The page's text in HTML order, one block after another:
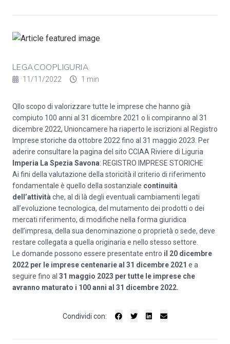
LEGACOOPLIGURIA
11/11/2022 1 min
Qllo scopo di valorizzare tutte le imprese che hanno già
compiuto 100 anni al 31 dicembre 2021 o li compiranno al 31
dicembre 2022, Unioncamere ha riaperto le iscrizioni al Registro
Imprese storiche da ottobre 2022 fino al 31 maggio 2023. Per
aderire consultare la pagina del sito CCIAA Riviere di Liguria
Imperia La Spezia Savona: REGISTRO IMPRESE STORICHE
Ai fini della valutazione della storicità il criterio di riferimento
fondamentale è quello della sostanziale continuità
dell’attività che, al di là degli eventuali cambiamenti legati
all’evoluzione tecnologica, del mutamento dei prodotti o dei
mercati riferimento, di modifiche nella forma giuridica
dell’impresa, della sua denominazione o proprietà o sede, deve
restare collegata a quella originaria e nello stesso settore.
Le domande possono essere presentate entro il 20 dicembre
2022 per le imprese centenarie al 31 dicembre 2021 e a
seguire fino al 31 maggio 2023 per tutte le imprese che
avranno maturato i 100 anni al 31 dicembre 2022.
Condividi con: